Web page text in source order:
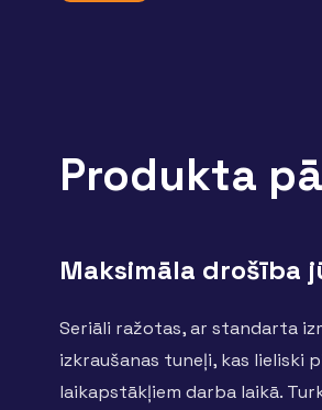
Produkta
Maksimāla drošība
Seriāli ražotas, ar standarta
izkraušanas tuneļi, kas lieliski
laikapstākļiem darba laikā.